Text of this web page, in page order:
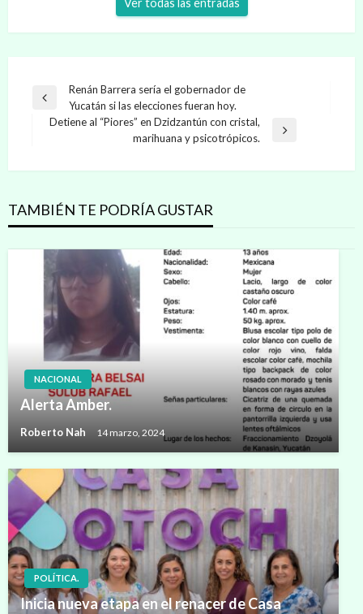
Ver todas las entradas
Navegación
de
Entrada
anterior
Renán Barrera sería el gobernador de
Yucatán si las elecciones fueran hoy.
Detiene al “Piores” en Dzidzantún con cristal,
marihuana y psicotrópicos.
TAMBIÉN TE PODRÍA GUSTAR
NACIONAL
Alerta Amber.
Roberto Nah 14 marzo, 2024
POLÍTICA.
Inicia nueva etapa en el renacer de Casa